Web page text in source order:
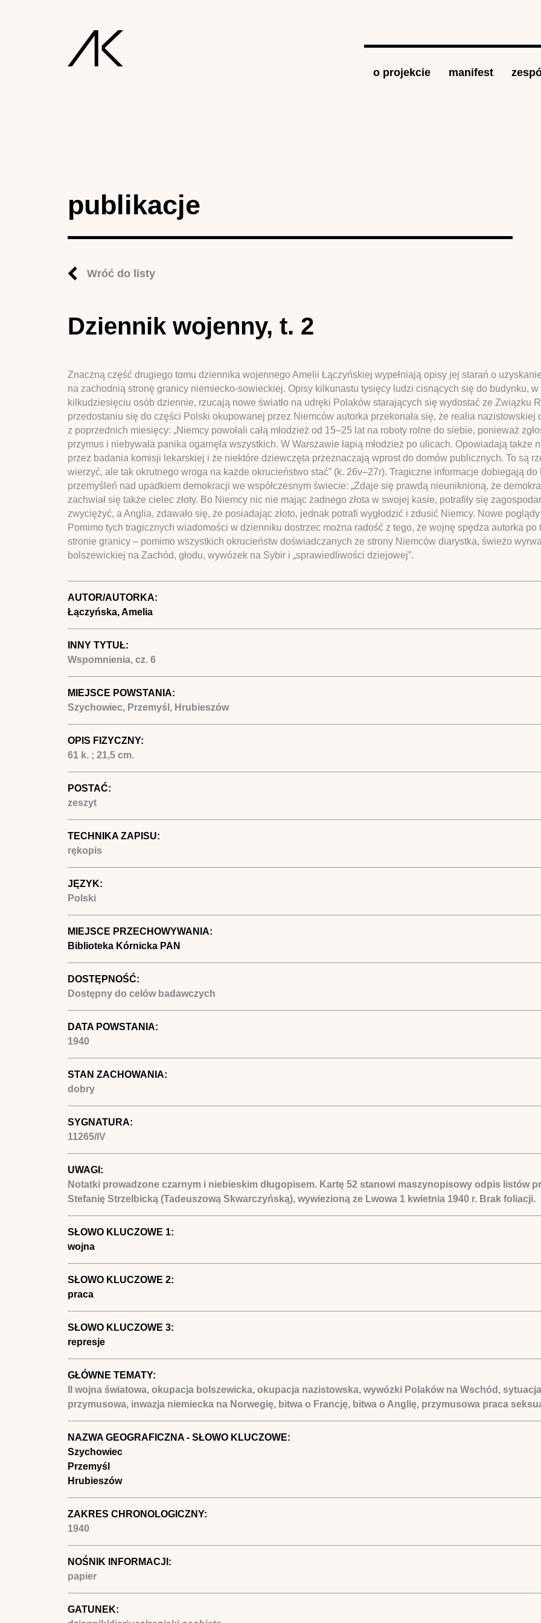
o projekcie manifest
publikacje
Wróć do listy
Dziennik wojenny, t. 2
Znaczną część drugiego tomu dziennika wojennego Amelii Łączyńskiej wypełniają opisy jej starań o
na zachodnią stronę granicy niemiecko-sowieckiej. Opisy kilkunastu tysięcy ludzi cisnących się do budynku,
kilkudziesięciu osób dziennie, rzucają nowe światło na udręki Polaków starających się wydostać ze Związku
przedostaniu się do części Polski okupowanej przez Niemców autorka przekonała się, że realia
z poprzednich miesięcy: „Niemcy powołali całą młodzież od 15–25 lat na roboty rolne do siebie, ponieważ
przymus i niebywała panika ogarnęła wszystkich. W Warszawie łapią młodzież po ulicach. Opowiadają także
przez badania komisji lekarskiej i że niektóre dziewczęta przeznaczają wprost do domów publicznych. To są
wierzyć, ale tak okrutnego wroga na każde okrucieństwo stać” (k. 26v–27r). Tragiczne informacje dobiegają
przemyśleń nad upadkiem demokracji we współczesnym świecie: „Zdaje się prawdą nieuniknioną, że
zachwiał się także cielec złoty. Bo Niemcy nic nie mając żadnego złota w swojej kasie, potrafiły się
zwyciężyć, a Anglia, zdawało się, że posiadając złoto, jednak potrafi wygłodzić i zdusić Niemcy. Nowe
Pomimo tych tragicznych wiadomości w dzienniku dostrzec można radość z tego, że wojnę spędza autorka po
stronie granicy – pomimo wszystkich okrucieństw doświadczanych ze strony Niemców diarystka, świeżo
bolszewickiej na Zachód, głodu, wywózek na Sybir i „sprawiedliwości dziejowej”.
AUTOR/AUTORKA:
Łączyńska, Amelia
INNY TYTUŁ:
Wspomnienia, cz. 6
MIEJSCE POWSTANIA:
Szychowiec, Przemyśl, Hrubieszów
OPIS FIZYCZNY:
61 k. ; 21,5 cm.
POSTAĆ:
zeszyt
TECHNIKA ZAPISU:
rękopis
JĘZYK:
Polski
MIEJSCE PRZECHOWYWANIA:
Biblioteka Kórnicka PAN
DOSTĘPNOŚĆ:
Dostępny do celów badawczych
DATA POWSTANIA:
1940
STAN ZACHOWANIA:
dobry
SYGNATURA:
11265/IV
UWAGI:
Notatki prowadzone czarnym i niebieskim długopisem. Kartę 52 stanowi maszynopisowy odpis listów
Stefanię Strzelbicką (Tadeuszową Skwarczyńską), wywiezioną ze Lwowa 1 kwietnia 1940 r. Brak foliacji.
SŁOWO KLUCZOWE 1:
wojna
SŁOWO KLUCZOWE 2:
praca
SŁOWO KLUCZOWE 3:
represje
GŁÓWNE TEMATY:
II wojna światowa, okupacja bolszewicka, okupacja nazistowska, wywózki Polaków na Wschód,
przymusowa, inwazja niemiecka na Norwegię, bitwa o Francję, bitwa o Anglię, przymusowa praca
NAZWA GEOGRAFICZNA - SŁOWO KLUCZOWE:
Szychowiec
Przemyśl
Hrubieszów
ZAKRES CHRONOLOGICZNY:
1940
NOŚNIK INFORMACJI:
papier
GATUNEK: